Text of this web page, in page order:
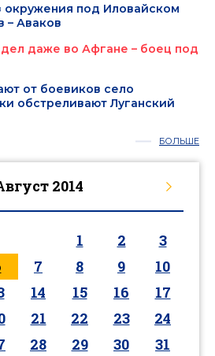
окружения под Иловайском
– Аваков
даже во Афгане – боец под
от боевиков село
обстреливают Луганский
БОЛЬШЕ
2014
1 2
3
7 8 9
10
14 15 16
17
21 22 23
24
28 29 30 31